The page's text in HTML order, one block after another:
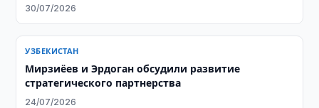
30/07/2026
УЗБЕКИСТАН
Мирзиёев и Эрдоган обсудили развитие
стратегического партнерства
24/07/2026